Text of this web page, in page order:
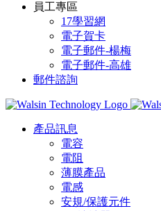
員工專區
17學習網
電子賀卡
電子郵件-楊梅
電子郵件-高雄
郵件諮詢
產品訊息
電容
電阻
薄膜產品
電感
安規/保護元件